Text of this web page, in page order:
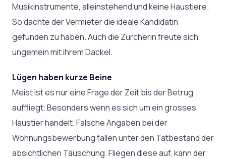
Musikinstrumente, alleinstehend und keine Haustiere.
So dachte der Vermieter die ideale Kandidatin
gefunden zu haben. Auch die Zürcherin freute sich
ungemein mit ihrem Dackel.
Lügen haben kurze Beine
Meist ist es nur eine Frage der Zeit bis der Betrug
auffliegt. Besonders wenn es sich um ein grosses
Haustier handelt. Falsche Angaben bei der
Wohnungsbewerbung fallen unter den Tatbestand der
absichtlichen Täuschung. Fliegen diese auf, kann der